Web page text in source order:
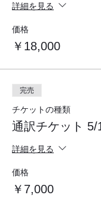
詳細を見る
価格
￥18,000
完売
チケットの種類
通訳チケット 5/
詳細を見る
価格
￥7,000